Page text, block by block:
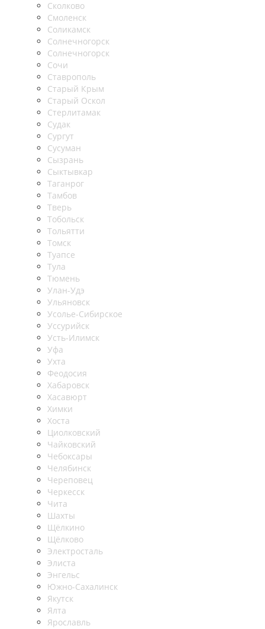
Сколково
Смоленск
Соликамск
Солнечногорск
Солнечногорск
Сочи
Ставрополь
Старый Крым
Старый Оскол
Стерлитамак
Судак
Сургут
Сусуман
Сызрань
Сыктывкар
Таганрог
Тамбов
Тверь
Тобольск
Тольятти
Томск
Туапсе
Тула
Тюмень
Улан-Удэ
Ульяновск
Усолье-Сибирское
Уссурийск
Усть-Илимск
Уфа
Ухта
Феодосия
Хабаровск
Хасавюрт
Химки
Хоста
Циолковский
Чайковский
Чебоксары
Челябинск
Череповец
Черкесск
Чита
Шахты
Щёлкино
Щёлково
Электросталь
Элиста
Энгельс
Южно-Сахалинск
Якутск
Ялта
Ярославль